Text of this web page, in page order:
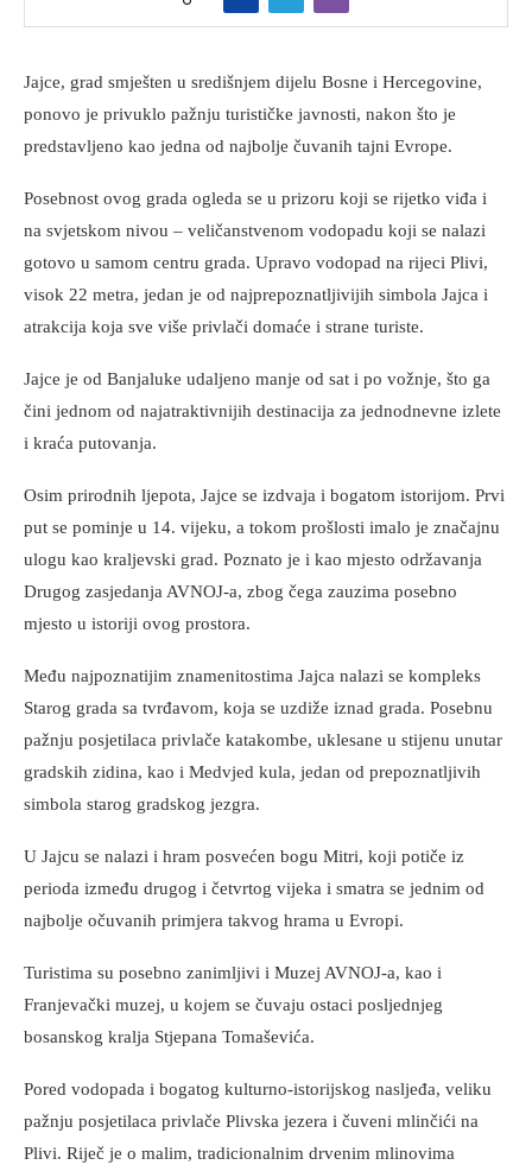
Jajce, grad smješten u središnjem dijelu Bosne i Hercegovine,
ponovo je privuklo pažnju turističke javnosti, nakon što je
predstavljeno kao jedna od najbolje čuvanih tajni Evrope.
Posebnost ovog grada ogleda se u prizoru koji se rijetko viđa i
na svjetskom nivou – veličanstvenom vodopadu koji se nalazi
gotovo u samom centru grada. Upravo vodopad na rijeci Plivi,
visok 22 metra, jedan je od najprepoznatljivijih simbola Jajca i
atrakcija koja sve više privlači domaće i strane turiste.
Jajce je od Banjaluke udaljeno manje od sat i po vožnje, što ga
čini jednom od najatraktivnijih destinacija za jednodnevne izlete
i kraća putovanja.
Osim prirodnih ljepota, Jajce se izdvaja i bogatom istorijom. Prvi
put se pominje u 14. vijeku, a tokom prošlosti imalo je značajnu
ulogu kao kraljevski grad. Poznato je i kao mjesto održavanja
Drugog zasjedanja AVNOJ-a, zbog čega zauzima posebno
mjesto u istoriji ovog prostora.
Među najpoznatijim znamenitostima Jajca nalazi se kompleks
Starog grada sa tvrđavom, koja se uzdiže iznad grada. Posebnu
pažnju posjetilaca privlače katakombe, uklesane u stijenu unutar
gradskih zidina, kao i Medvjed kula, jedan od prepoznatljivih
simbola starog gradskog jezgra.
U Jajcu se nalazi i hram posvećen bogu Mitri, koji potiče iz
perioda između drugog i četvrtog vijeka i smatra se jednim od
najbolje očuvanih primjera takvog hrama u Evropi.
Turistima su posebno zanimljivi i Muzej AVNOJ-a, kao i
Franjevački muzej, u kojem se čuvaju ostaci posljednjeg
bosanskog kralja Stjepana Tomaševića.
Pored vodopada i bogatog kulturno-istorijskog nasljeđa, veliku
pažnju posjetilaca privlače Plivska jezera i čuveni mlinčići na
Plivi. Riječ je o malim, tradicionalnim drvenim mlinovima